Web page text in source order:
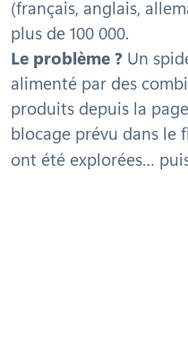
(français, anglais,
plus de 100 000.
Le problème ? Un
alimenté par des
produits depuis la
blocage prévu dans le
ont été explorées…